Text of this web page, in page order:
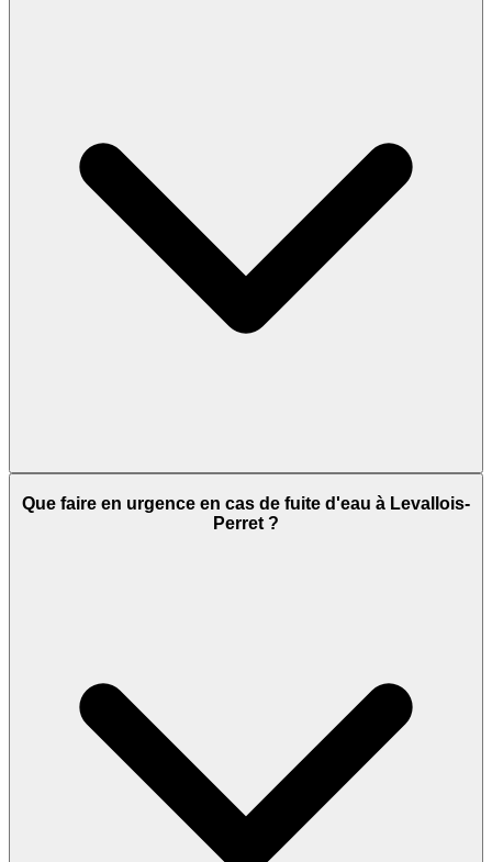
Que faire en urgence en cas de fuite d'eau à Levallois-
Perret ?